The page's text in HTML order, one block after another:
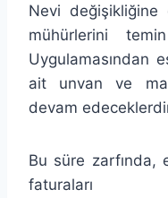
Nevi
mühürlerini
Uygulamasından
ait unvan ve
devam
Bu süre zarfında,
faturaları